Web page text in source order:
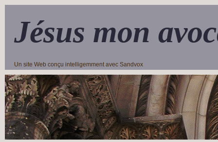
Jésus mon
Un site Web conçu intelligemment avec Sandvox